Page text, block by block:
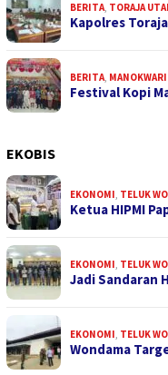
BERITA, TORAJA
Kapolres
BERITA, MANOKWARI
Festival Kopi
EKOBIS
EKONOMI, TELUK
Ketua HIPMI
EKONOMI, TELUK
Jadi Sandaran
EKONOMI, TELUK
Wondama